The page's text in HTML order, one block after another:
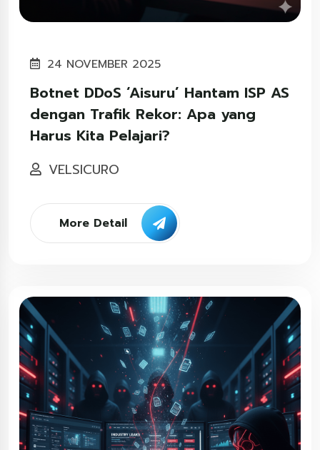
24 NOVEMBER 2025
Botnet DDoS ‘Aisuru’ Hantam ISP AS
dengan Trafik Rekor: Apa yang
Harus Kita Pelajari?
VELSICURO
More Detail